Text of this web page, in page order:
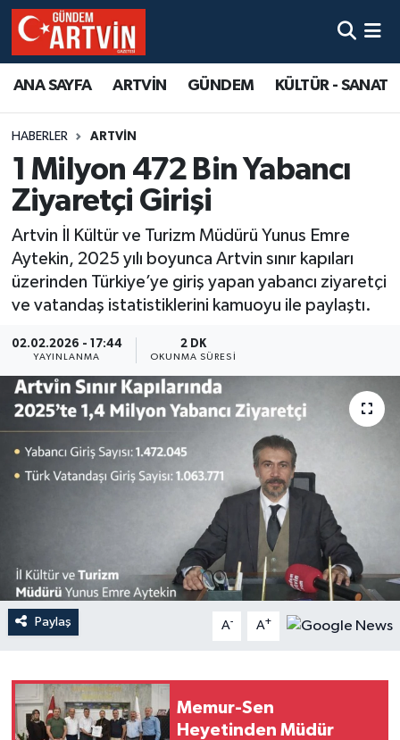
ANA SAYFA ARTVİN GÜNDEM KÜLTÜR - SANAT
HABERLER ARTVİN
1 Milyon 472 Bin Yabancı
Ziyaretçi Girişi
Artvin İl Kültür ve Turizm Müdürü Yunus Emre
Aytekin, 2025 yılı boyunca Artvin sınır kapıları
üzerinden Türkiye’ye giriş yapan yabancı ziyaretçi
ve vatandaş istatistiklerini kamuoyu ile paylaştı.
02.02.2026 - 17:44
YAYINLANMA
2 DK
OKUNMA SÜRESI
Paylaş A- A+
Memur-Sen
Heyetinden Müdür